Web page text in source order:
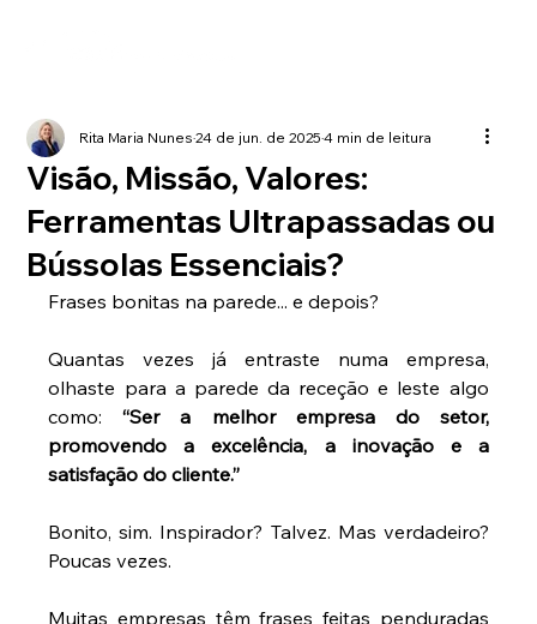
Visão, Missão, Valores:
Ferramentas Ultrapassadas ou
Bússolas Essenciais?
Rita Maria Nunes24 de jun. de 20254 min de leitura
Frases bonitas na parede... e depois?
Quantas vezes já entraste numa empresa,
olhaste para a parede da receção e leste algo
como: “Ser a melhor empresa do setor,
promovendo a excelência, a inovação e a
satisfação do cliente.”
Bonito, sim. Inspirador? Talvez. Mas verdadeiro?
Poucas vezes.
Muitas empresas têm frases feitas penduradas